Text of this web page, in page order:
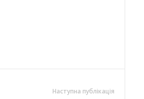
Наступна публікація